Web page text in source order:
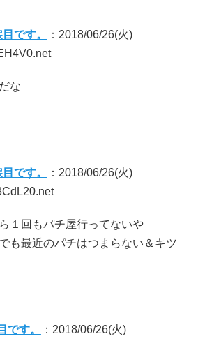
です。
：2018/06/26(火)
な
です。
：2018/06/26(火)
１回もパチ屋行ってないや
も最近のパチはつまらない＆キツ
です。
：2018/06/26(火)